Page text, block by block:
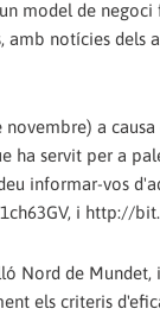
model de
notícies dels
a
ha servit per a
informar-vos
i http://
Nord de
els criteris